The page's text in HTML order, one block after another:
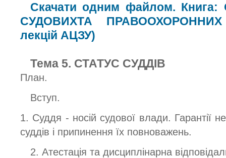
Скачати одним файлом.
СУДОВИХТА ПРАВООХОРОННИХ
лекцій АЦЗУ)
Тема 5. СТАТУС СУДДІВ
План.
Вступ.
1. Суддя - носій судової влади. Гарантії
суддів і припинення їх повноважень.
2. Атестація та дисциплінарна